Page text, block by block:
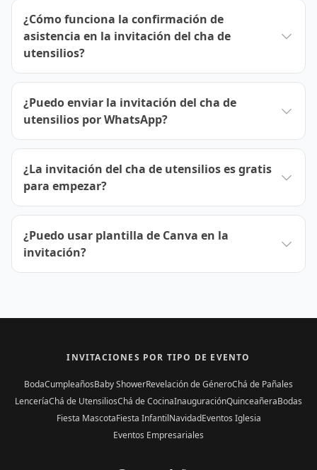
¿Cómo funciona la confirmación de
asistencia en la invitación del cha de
utensilios?
¿Puedo enviar la invitación del cha de
utensilios por WhatsApp?
¿La invitación del cha de utensilios es gratis
para empezar?
¿Puedo usar plantilla de Canva en la
invitación?
INVITACIONES POR TIPO DE EVENTO
BodaCumpleañosBaby ShowerRevelación de GéneroChá de Pañales
LenceríaChá de UtensiliosChá de CocinaInauguraciónQuinceañeraBodas
Fiesta MascotaFiesta InfantilNavidadEventos Iglesia
Eventos Empresariales